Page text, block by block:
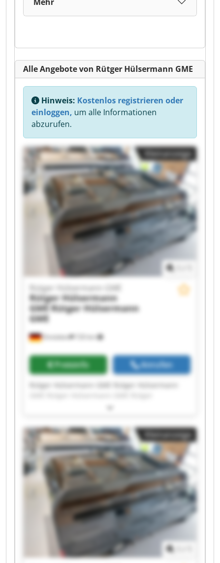
Mehr
Alle Angebote von Rütger Hülsermann GME
Hinweis: Kostenlos registrieren oder
einloggen, um alle Informationen
abzurufen.
Kleinanzeige
Dinslaken 720 km
Rütger Hülsermann GME
Rütger Hülsermann
GME Rütger Hülsermann
GME
Preisinfo Anrufen
Rütger Hülsermann GME Rütger Hülsermann
Hülsermann GME Rütger Hülsermann GME
GME Rütger Hülsermann GME Rütger
Hülsermann GME Rütger Hülsermann GME
Rütger Hülsermann GME Rütger Hülsermann
GME Rütger Hülsermann GME Rütger
Hülsermann GME Rütger Hülsermann GME
Rütger Hülsermann GME Rütger Hülsermann
GME Rütger Hülsermann GME Rütger
Hülsermann GME Rütger Hülsermann GME
Kleinanzeige